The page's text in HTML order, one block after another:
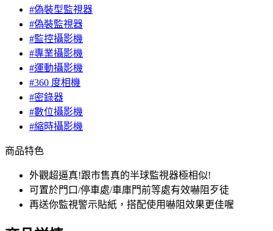
#偽裝型監視器
#偽裝監視器
#監控攝影機
#專業攝影機
#運動攝影機
#360 度相機
#密錄器
#數位攝影機
#縮時攝影機
商品特色
外觀超逼真!跟市售真的半球監視器極相似!
可置於門口/停車處/車庫門前等處有效嚇阻歹徒
再送你監視警示貼紙，搭配使用嚇阻效果更佳喔